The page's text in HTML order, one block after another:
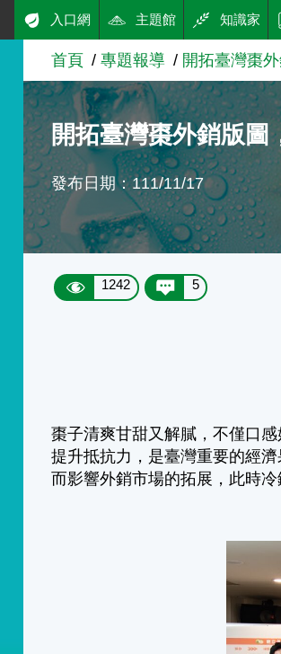
入口網 主題館 知識家
首頁 專題報導 開拓臺灣棗
開拓臺灣棗外銷版圖
發布日期：111/11/17
1242 5
棗子清爽甘甜又解膩，不僅口
提升抵抗力，是臺灣重要的經
而影響外銷市場的拓展，此時